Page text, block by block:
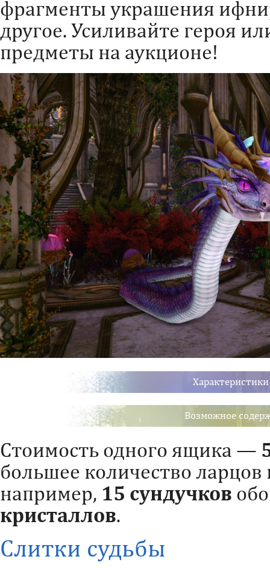
фрагменты украшения
другое. Усиливайте героя
предметы на аукционе!
Возможное
Стоимость одного ящика —
большее количество ларцов
например, 15 сундучков
кристаллов.
Слитки судьбы